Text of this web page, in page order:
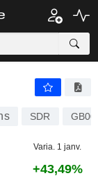
SDR
Varia. 1 janv.
+43,49%